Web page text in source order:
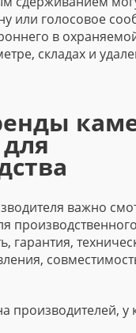
или голосовое
в
складах и
важно
гарантия,
производителей, у